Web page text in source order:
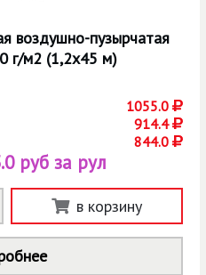
воздушно-пузырчатая
г/м2 (1,2х45 м)
1055.0
914.4
844.0
руб за рул
в корзину